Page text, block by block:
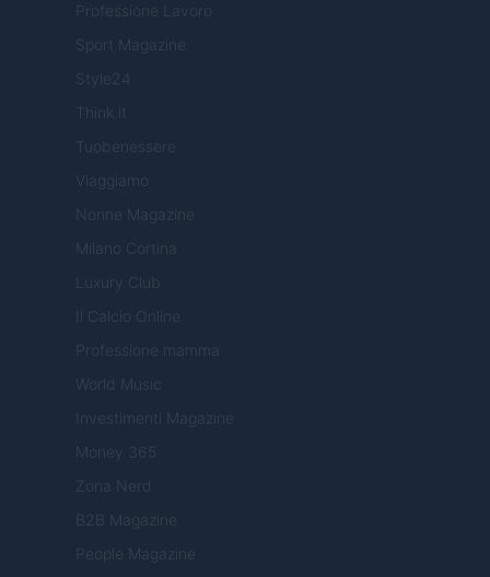
Professione Lavoro
Sport Magazine
Style24
Think.it
Tuobenessere
Viaggiamo
Nonne Magazine
Milano Cortina
Luxury Club
Il Calcio Online
Professione mamma
World Music
Investimenti Magazine
Money 365
Zona Nerd
B2B Magazine
People Magazine